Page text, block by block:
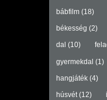
bábfilm(18)
békesség (2)
dal (10)
gyermekdal (1)
hangjáték(4)
húsvét(12)